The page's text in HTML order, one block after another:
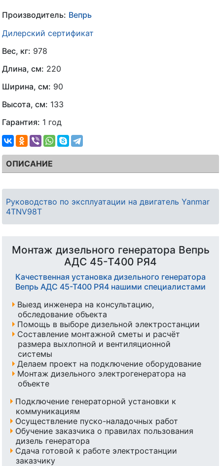
Производитель: Вепрь
Дилерский сертификат
Вес, кг: 978
Длина, см: 220
Ширина, см: 90
Высота, см: 133
Гарантия: 1 год
ОПИСАНИЕ
Руководство по эксплуатации на двигатель Yanmar
4TNV98T
Монтаж дизельного генератора Вепрь
АДС 45-Т400 РЯ4
Качественная установка дизельного генератора
Вепрь АДС 45-Т400 РЯ4 нашими специалистами
Выезд инженера на консультацию,
обследование объекта
Помощь в выборе дизельной электростанции
Составление монтажной сметы и расчёт
размера выхлопной и вентиляционной
системы
Делаем проект на подключение оборудование
Монтаж дизельного электрогенератора на
объекте
Подключение генераторной установки к
коммуникациям
Осуществление пуско-наладочных работ
Обучение заказчика о правилах пользования
дизель генератора
Сдача готовой к работе электростанции
заказчику